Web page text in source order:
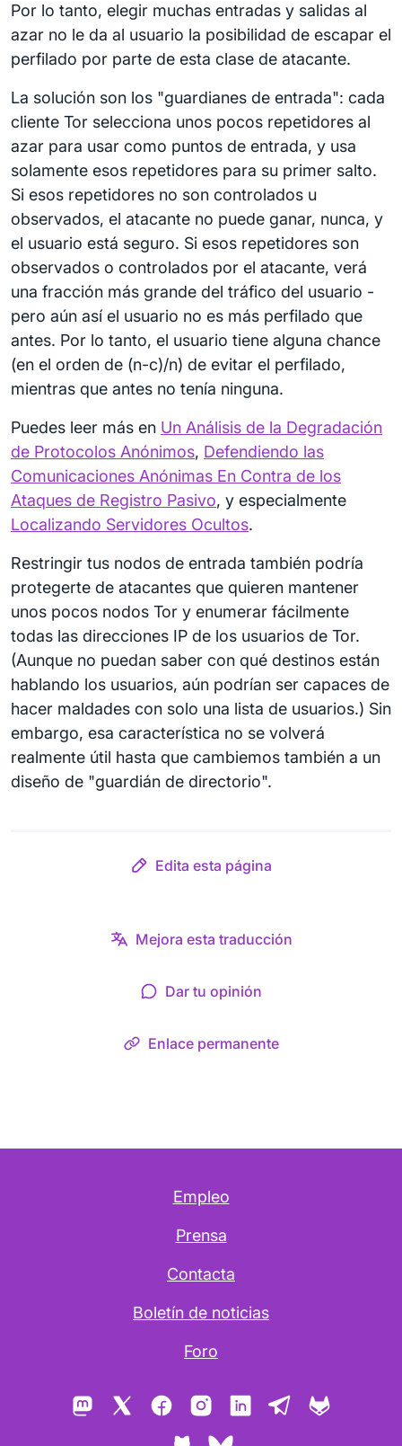
Por lo tanto, elegir muchas entradas y salidas al
azar no le da al usuario la posibilidad de escapar el
perfilado por parte de esta clase de atacante.
La solución son los "guardianes de entrada": cada
cliente Tor selecciona unos pocos repetidores al
azar para usar como puntos de entrada, y usa
solamente esos repetidores para su primer salto.
Si esos repetidores no son controlados u
observados, el atacante no puede ganar, nunca, y
el usuario está seguro. Si esos repetidores son
observados o controlados por el atacante, verá
una fracción más grande del tráfico del usuario -
pero aún así el usuario no es más perfilado que
antes. Por lo tanto, el usuario tiene alguna chance
(en el orden de (n-c)/n) de evitar el perfilado,
mientras que antes no tenía ninguna.
Puedes leer más en Un Análisis de la Degradación
de Protocolos Anónimos, Defendiendo las
Comunicaciones Anónimas En Contra de los
Ataques de Registro Pasivo, y especialmente
Localizando Servidores Ocultos.
Restringir tus nodos de entrada también podría
protegerte de atacantes que quieren mantener
unos pocos nodos Tor y enumerar fácilmente
todas las direcciones IP de los usuarios de Tor.
(Aunque no puedan saber con qué destinos están
hablando los usuarios, aún podrían ser capaces de
hacer maldades con solo una lista de usuarios.) Sin
embargo, esa característica no se volverá
realmente útil hasta que cambiemos también a un
diseño de "guardián de directorio".
Edita esta página
Mejora esta traducción
Dar tu opinión
Enlace permanente
Empleo
Prensa
Contacta
Boletín de noticias
Foro
Mastodon FacebookInstagramLinkedInTelegram